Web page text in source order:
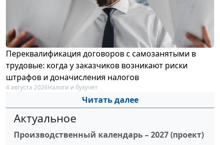
Переквалификация договоров с самозанятыми в
трудовые: когда у заказчиков возникают риски
штрафов и доначисления налогов
4 августа 2026Налоги и бухучет
Читать далее
Актуальное
Производственный календарь – 2027 (проект)